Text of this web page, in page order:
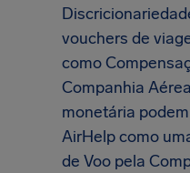
vouchers de
como
Companhia
monetária
AirHelp como
de Voo pela